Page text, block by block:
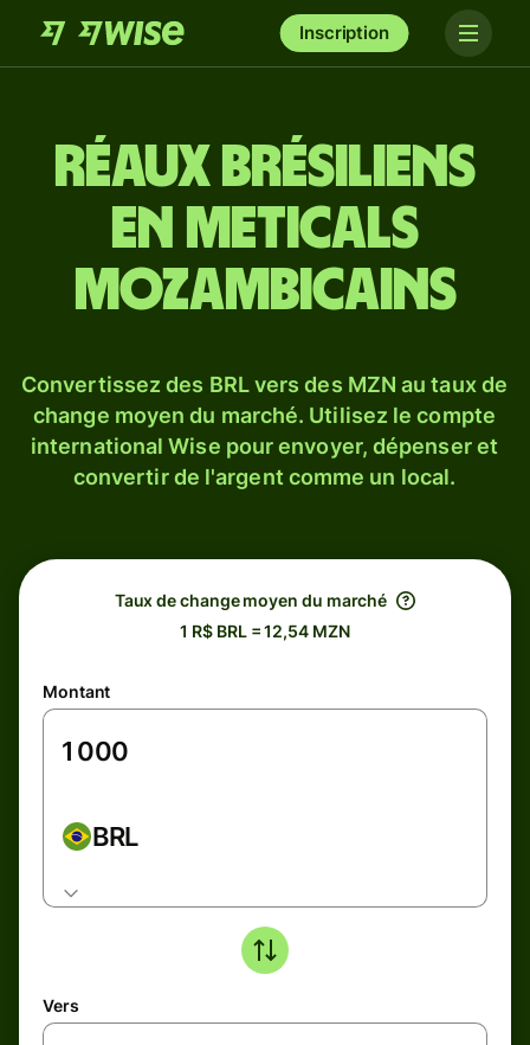
Inscription
Réaux brésiliens
en meticals
mozambicains
Convertissez des BRL vers des MZN au taux de
change moyen du marché. Utilisez le compte
international Wise pour envoyer, dépenser et
convertir de l'argent comme un local.
Taux de change moyen du marché
1 R$ BRL = 12,54 MZN
Montant
BRL
Vers